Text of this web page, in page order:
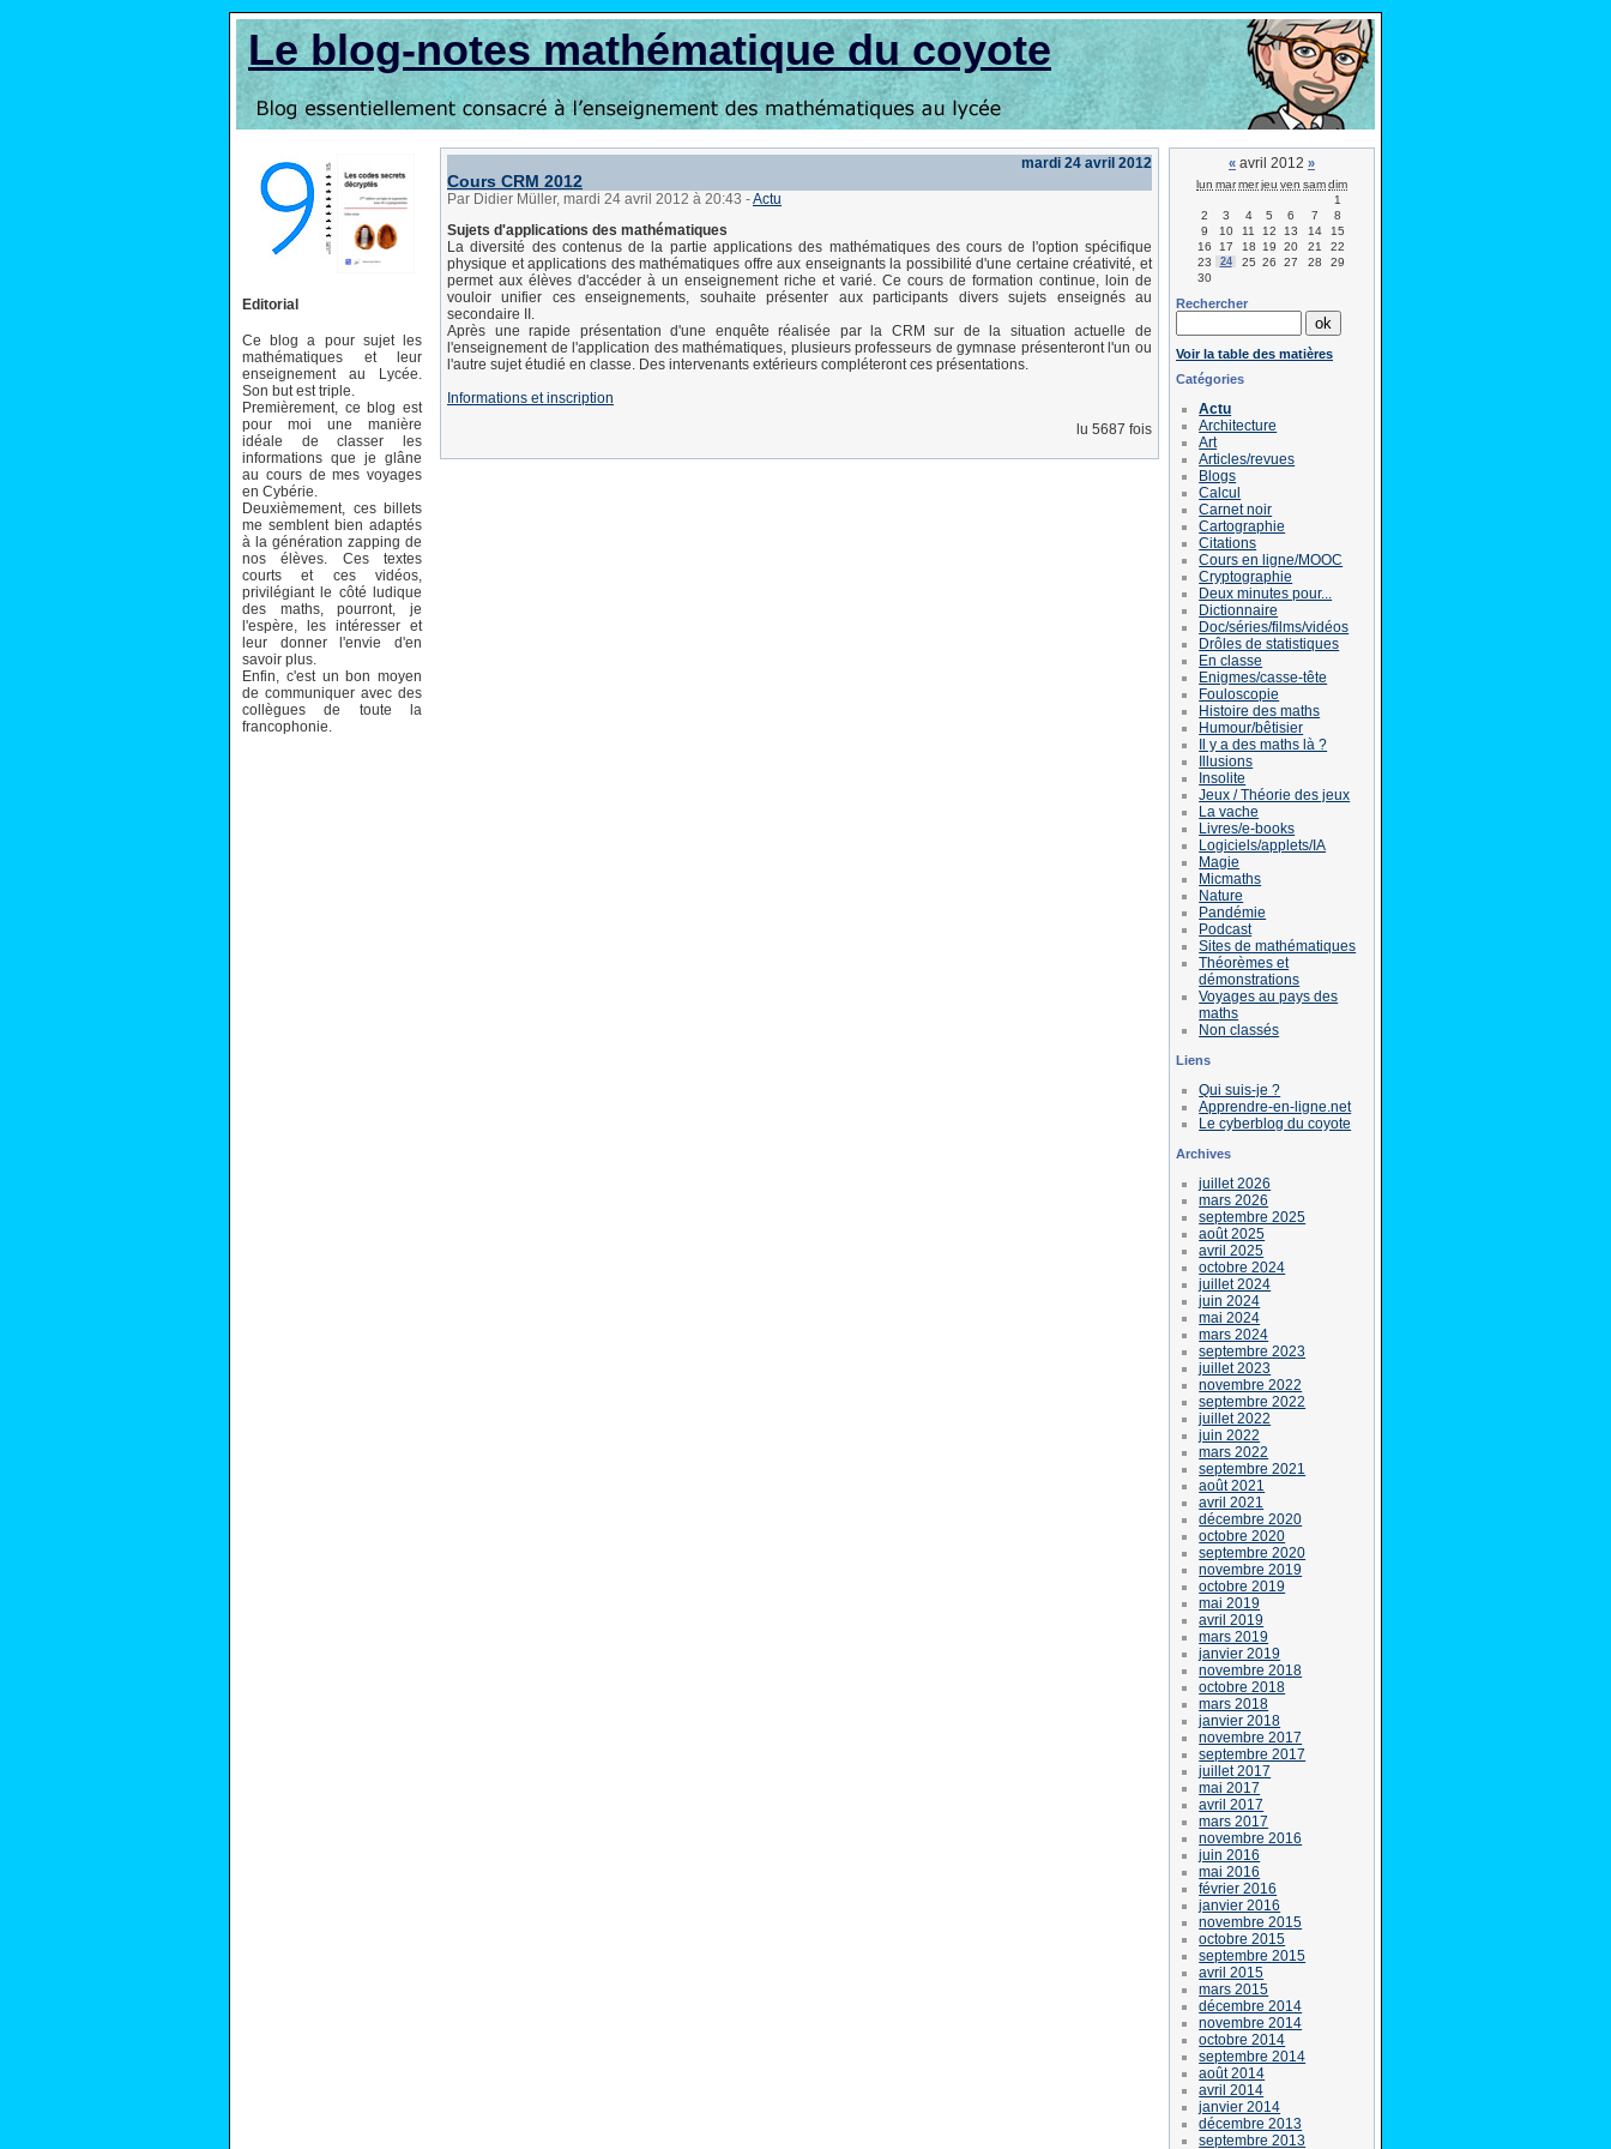
Le blog-notes mathématique du coyote
Editorial
Ce blog a pour sujet les
mathématiques et leur
enseignement au Lycée.
Son but est triple.
Premièrement, ce blog est
pour moi une manière
idéale de classer les
informations que je glâne
au cours de mes voyages
en Cybérie.
Deuxièmement, ces billets
me semblent bien adaptés
à la génération zapping de
nos élèves. Ces textes
courts et ces vidéos,
privilégiant le côté ludique
des maths, pourront, je
l'espère, les intéresser et
leur donner l'envie d'en
savoir plus.
Enfin, c'est un bon moyen
de communiquer avec des
collègues de toute la
francophonie.
mardi 24 avril 2012
Cours CRM 2012
Par Didier Müller, mardi 24 avril 2012 à 20:43 -Actu
Sujets d'applications des mathématiques
La diversité des contenus de la partie applications des mathématiques des cours de l'option spécifique
physique et applications des mathématiques offre aux enseignants la possibilité d'une certaine créativité, et
permet aux élèves d'accéder à un enseignement riche et varié. Ce cours de formation continue, loin de
vouloir unifier ces enseignements, souhaite présenter aux participants divers sujets enseignés au
secondaire II.
Après une rapide présentation d'une enquête réalisée par la CRM sur de la situation actuelle de
l'enseignement de l'application des mathématiques, plusieurs professeurs de gymnase présenteront l'un ou
l'autre sujet étudié en classe. Des intervenants extérieurs compléteront ces présentations.
Informations et inscription
lu 5687 fois
« avril 2012 »
lun marmerjeu ven samdim
1
2
3 4 5 6 7
8
9
10 11 12 13 14
15
16
17 18 19 20 21
22
23
24 25 26 27 28
29
30
Rechercher
Voir la table des matières
Catégories
Actu
Architecture
Art
Articles/revues
Blogs
Calcul
Carnet noir
Cartographie
Citations
Cours en ligne/MOOC
Cryptographie
Deux minutes pour...
Dictionnaire
Doc/séries/films/vidéos
Drôles de statistiques
En classe
Enigmes/casse-tête
Fouloscopie
Histoire des maths
Humour/bêtisier
Il y a des maths là ?
Illusions
Insolite
Jeux / Théorie des jeux
La vache
Livres/e-books
Logiciels/applets/IA
Magie
Micmaths
Nature
Pandémie
Podcast
Sites de mathématiques
Théorèmes et
démonstrations
Voyages au pays des
maths
Non classés
Liens
Qui suis-je ?
Apprendre-en-ligne.net
Le cyberblog du coyote
Archives
juillet 2026
mars 2026
septembre 2025
août 2025
avril 2025
octobre 2024
juillet 2024
juin 2024
mai 2024
mars 2024
septembre 2023
juillet 2023
novembre 2022
septembre 2022
juillet 2022
juin 2022
mars 2022
septembre 2021
août 2021
avril 2021
décembre 2020
octobre 2020
septembre 2020
novembre 2019
octobre 2019
mai 2019
avril 2019
mars 2019
janvier 2019
novembre 2018
octobre 2018
mars 2018
janvier 2018
novembre 2017
septembre 2017
juillet 2017
mai 2017
avril 2017
mars 2017
novembre 2016
juin 2016
mai 2016
février 2016
janvier 2016
novembre 2015
octobre 2015
septembre 2015
avril 2015
mars 2015
décembre 2014
novembre 2014
octobre 2014
septembre 2014
août 2014
avril 2014
janvier 2014
décembre 2013
septembre 2013